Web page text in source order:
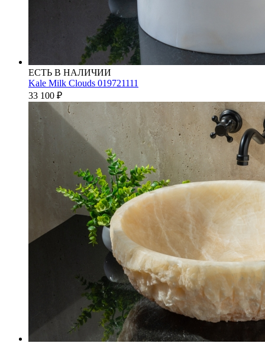
ЕСТЬ В НАЛИЧИИ
Kale Milk Clouds 019721111
33 100 ₽